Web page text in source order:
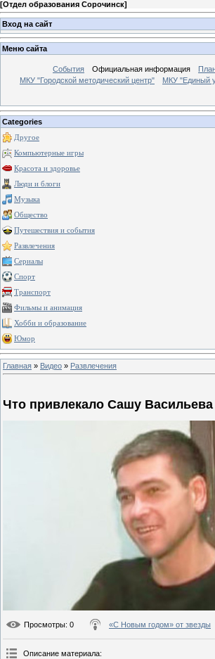
[Отдел образования Сорочинск]
Вход на сайт
Меню сайта
События Официальная информация
МКУ "Городской методический центр"
МКУ "Единый
Categories
Другое
Компьютерные игры
Красота и здоровье
Люди и блоги
Музыка
Общество
Путешествия и события
Развлечения
Сериалы
Спорт
Транспорт
Фильмы и анимация
Хобби и образование
Юмор
Главная » Видео » Развлечения
Что привлекало Сашу Васильева
Просмотры: 0 «С Новым годом» от звезды
Описание материала: